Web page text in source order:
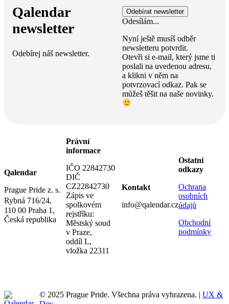
Qalendar
newsletter
Odebírej náš newsletter.
Odesílám...
Nyní ještě musíš odběr
newsletteru potvrdit.
Otevři si e-mail, který jsme ti
poslali na uvedenou adresu,
a klikni v něm na
potvrzovací odkaz. Pak se
můžeš těšit na naše novinky.
Qalendar
Prague Pride z. s.
Rybná 716/24,
110 00 Praha 1,
Česká republika
Právní
informace
IČO 22842730
DIČ
CZ22842730
Zápis ve
spolkovém
rejstříku:
Městský soud
v Praze,
oddíl L,
vložka 22311
Kontakt
info@qalendar.cz
Ostatní
odkazy
Ochrana
osobních
údajů
Obchodní
podmínky
© 2025 Prague Pride. Všechna práva vyhrazena. | UX &